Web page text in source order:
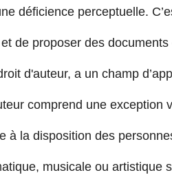
déficience perceptuelle.
de proposer des
d'auteur, a un champ
comprend une exception
à la disposition des
musicale ou